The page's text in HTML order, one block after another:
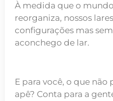
À medida que o
reorganiza, nossos
configurações mas
aconchego de lar.
E para você, o que não
apê? Conta para a